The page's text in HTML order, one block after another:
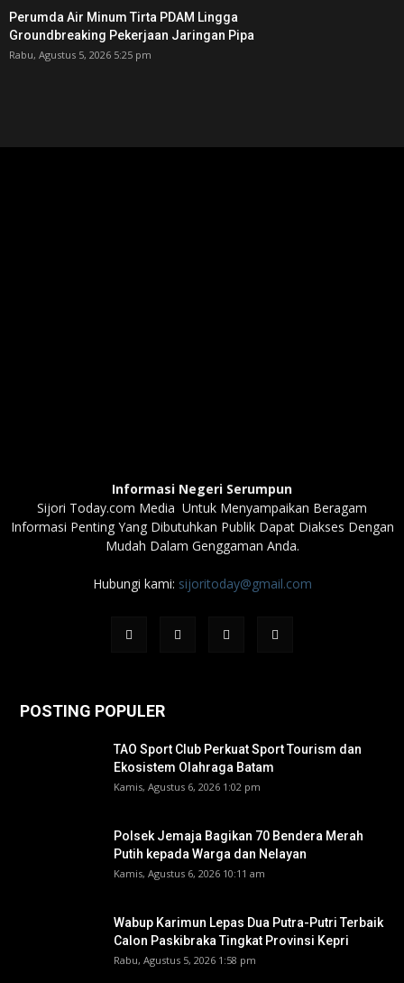
Perumda Air Minum Tirta PDAM Lingga
Groundbreaking Pekerjaan Jaringan Pipa
Rabu, Agustus 5, 2026 5:25 pm
Informasi Negeri Serumpun
Sijori Today.com Media Untuk Menyampaikan Beragam
Informasi Penting Yang Dibutuhkan Publik Dapat Diakses Dengan
Mudah Dalam Genggaman Anda.
Hubungi kami: sijoritoday@gmail.com
POSTING POPULER
TAO Sport Club Perkuat Sport Tourism dan
Ekosistem Olahraga Batam
Kamis, Agustus 6, 2026 1:02 pm
Polsek Jemaja Bagikan 70 Bendera Merah
Putih kepada Warga dan Nelayan
Kamis, Agustus 6, 2026 10:11 am
Wabup Karimun Lepas Dua Putra-Putri Terbaik
Calon Paskibraka Tingkat Provinsi Kepri
Rabu, Agustus 5, 2026 1:58 pm